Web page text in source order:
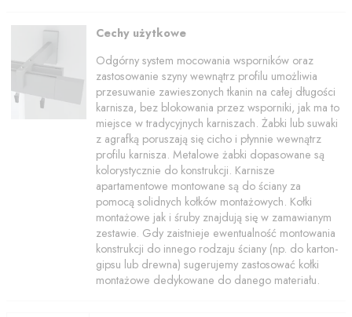
Cechy użytkowe
Odgórny system mocowania wsporników oraz
zastosowanie szyny wewnątrz profilu umożliwia
przesuwanie zawieszonych tkanin na całej długości
karnisza, bez blokowania przez wsporniki, jak ma to
miejsce w tradycyjnych karniszach. Żabki lub suwaki
z agrafką poruszają się cicho i płynnie wewnątrz
profilu karnisza. Metalowe żabki dopasowane są
kolorystycznie do konstrukcji. Karnisze
apartamentowe montowane są do ściany za
pomocą solidnych kołków montażowych. Kołki
montażowe jak i śruby znajdują się w zamawianym
zestawie. Gdy zaistnieje ewentualność montowania
konstrukcji do innego rodzaju ściany (np. do karton-
gipsu lub drewna) sugerujemy zastosować kołki
montażowe dedykowane do danego materiału.